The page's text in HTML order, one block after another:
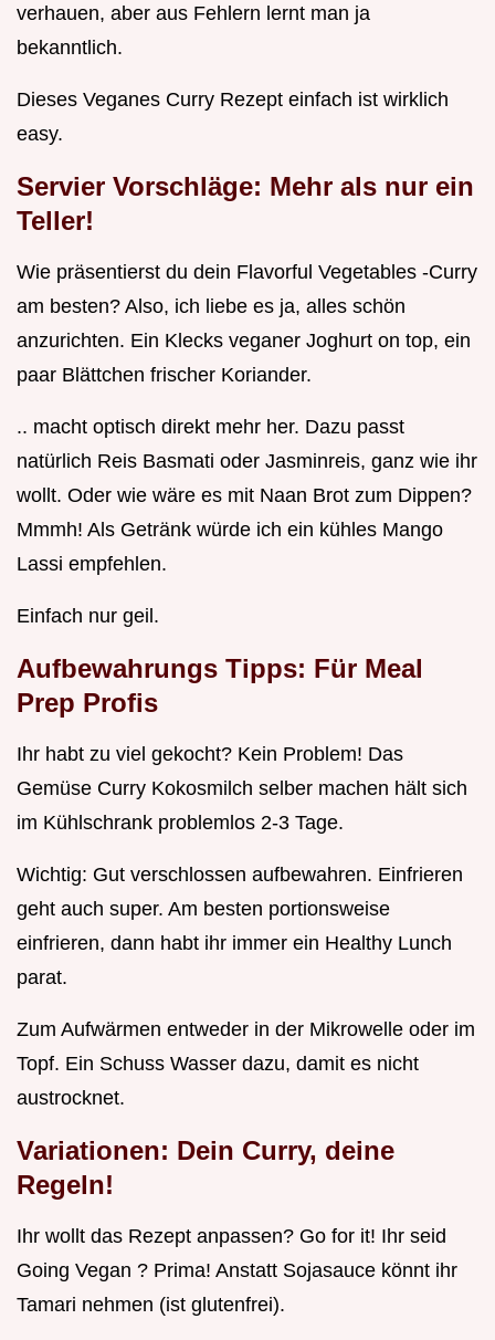
verhauen, aber aus Fehlern lernt man ja
bekanntlich.
Dieses Veganes Curry Rezept einfach ist wirklich
easy.
Servier Vorschläge: Mehr als nur ein
Teller!
Wie präsentierst du dein Flavorful Vegetables -Curry
am besten? Also, ich liebe es ja, alles schön
anzurichten. Ein Klecks veganer Joghurt on top, ein
paar Blättchen frischer Koriander.
.. macht optisch direkt mehr her. Dazu passt
natürlich Reis Basmati oder Jasminreis, ganz wie ihr
wollt. Oder wie wäre es mit Naan Brot zum Dippen?
Mmmh! Als Getränk würde ich ein kühles Mango
Lassi empfehlen.
Einfach nur geil.
Aufbewahrungs Tipps: Für Meal
Prep Profis
Ihr habt zu viel gekocht? Kein Problem! Das
Gemüse Curry Kokosmilch selber machen hält sich
im Kühlschrank problemlos 2-3 Tage.
Wichtig: Gut verschlossen aufbewahren. Einfrieren
geht auch super. Am besten portionsweise
einfrieren, dann habt ihr immer ein Healthy Lunch
parat.
Zum Aufwärmen entweder in der Mikrowelle oder im
Topf. Ein Schuss Wasser dazu, damit es nicht
austrocknet.
Variationen: Dein Curry, deine
Regeln!
Ihr wollt das Rezept anpassen? Go for it! Ihr seid
Going Vegan ? Prima! Anstatt Sojasauce könnt ihr
Tamari nehmen (ist glutenfrei).